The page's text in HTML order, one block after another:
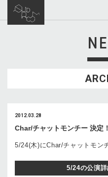
2012.03.28
Char/チャットモンチー 決定！
5/24(木)にChar/チャットモン
5/24の公演